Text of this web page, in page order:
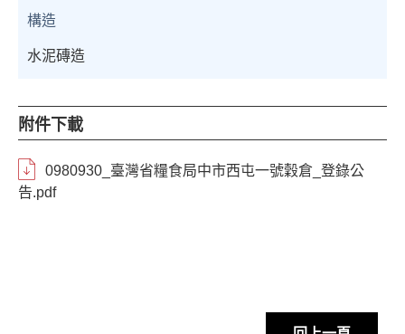
構造
水泥磚造
附件下載
0980930_臺灣省糧食局中市西屯一號穀倉_登錄公
告.pdf